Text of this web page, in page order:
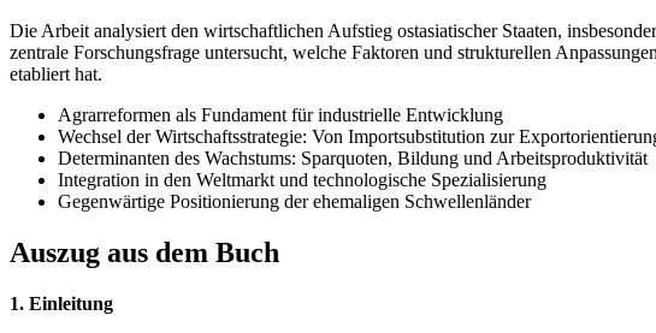
Die Arbeit analysiert den wirtschaftlichen Aufstieg ostasiatischer Staaten,
zentrale Forschungsfrage untersucht, welche Faktoren und strukturellen
etabliert hat.
Agrarreformen als Fundament für industrielle Entwicklung
Wechsel der Wirtschaftsstrategie: Von Importsubstitution zur
Determinanten des Wachstums: Sparquoten, Bildung und Arbeitsproduktivität
Integration in den Weltmarkt und technologische Spezialisierung
Gegenwärtige Positionierung der ehemaligen Schwellenländer
Auszug aus dem Buch
1. Einleitung